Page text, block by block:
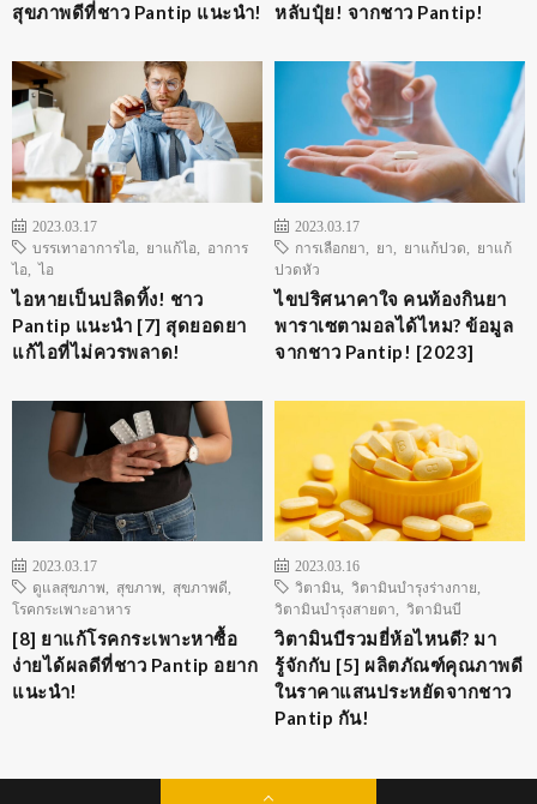
สุขภาพดีที่ชาว Pantip แนะนำ!
หลับปุ๋ย! จากชาว Pantip!
2023.03.17
บรรเทาอาการไอ
ยาแก้ไอ
อาการ
ไอ ,ไอ
ไอหายเป็นปลิดทิ้ง! ชาว
Pantip แนะนำ [7] สุดยอดยา
แก้ไอที่ไม่ควรพลาด!
2023.03.17
การเลือกยา
ยา ยาแก้ปวด
ยาแก้
ปวดหัว
ไขปริศนาคาใจ คนท้องกินยา
พาราเซตามอลได้ไหม? ข้อมูล
จากชาว Pantip! [2023]
2023.03.17
ดูแลสุขภาพ
สุขภาพ สุขภาพดี
โรคกระเพาะอาหาร
[8] ยาแก้โรคกระเพาะหาซื้อ
ง่ายได้ผลดีที่ชาว Pantip อยาก
แนะนำ!
2023.03.16
วิตามิน
วิตามินบำรุงร่างกาย
วิตามินบำรุงสายตา
วิตามินบี
วิตามินบีรวมยี่ห้อไหนดี? มา
รู้จักกับ [5] ผลิตภัณฑ์คุณภาพดี
ในราคาแสนประหยัดจากชาว
Pantip กัน!